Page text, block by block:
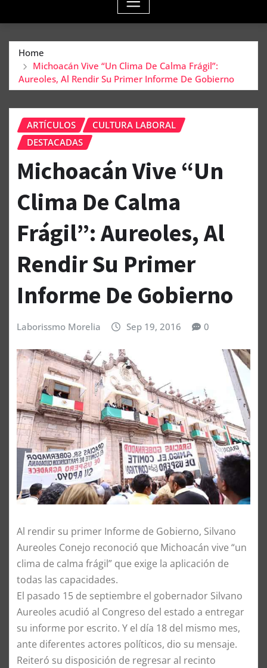
Home
Michoacán Vive “Un Clima De Calma Frágil”:
Aureoles, Al Rendir Su Primer Informe De Gobierno
ARTÍCULOS
CULTURA LABORAL
DESTACADAS
Michoacán Vive “Un
Clima De Calma
Frágil”: Aureoles, Al
Rendir Su Primer
Informe De Gobierno
Laborissmo Morelia Sep 19, 2016 0
Al rendir su primer Informe de Gobierno, Silvano
Aureoles Conejo reconoció que Michoacán vive “un
clima de calma frágil” que exige la aplicación de
todas las capacidades.
El pasado 15 de septiembre el gobernador Silvano
Aureoles acudió al Congreso del estado a entregar
su informe por escrito. Y el día 18 del mismo mes,
ante diferentes actores políticos, dio su mensaje.
Reiteró su disposición de regresar al recinto